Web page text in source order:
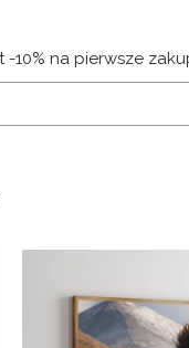
10% na pierwsze